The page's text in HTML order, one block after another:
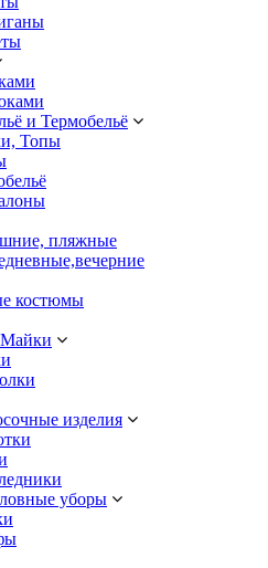
и Термобельё
Топы
пляжные
костюмы
изделия
уборы